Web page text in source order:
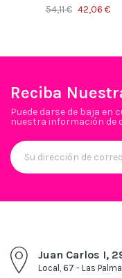
54,11 € 42,06 €
Reciba
Puede darse de baja en
nuestra información de
Juan Carlos I,
Local, 67 - Las